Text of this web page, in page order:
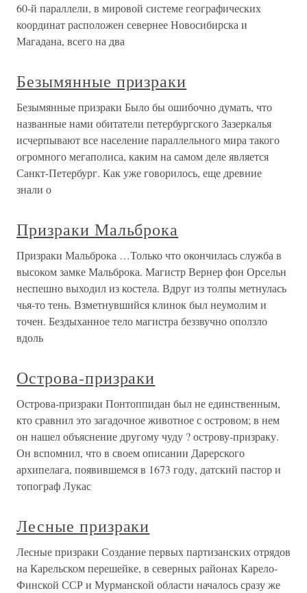
60-й параллели, в мировой системе географических
координат расположен севернее Новосибирска и
Магадана, всего на два
Безымянные призраки
Безымянные призраки Было бы ошибочно думать, что
названные нами обитатели петербургского Зазеркалья
исчерпывают все население параллельного мира такого
огромного мегаполиса, каким на самом деле является
Санкт-Петербург. Как уже говорилось, еще древние
знали о
Призраки Мальброка
Призраки Мальброка …Только что окончилась служба в
высоком замке Мальброка. Магистр Вернер фон Орсельн
неспешно выходил из костела. Вдруг из толпы метнулась
чья-то тень. Взметнувшийся клинок был неумолим и
точен. Бездыханное тело магистра беззвучно оползло
вдоль
Острова-призраки
Острова-призраки Понтоппидан был не единственным,
кто сравнил это загадочное животное с островом; в нем
он нашел объяснение другому чуду ? острову-призраку.
Он вспомнил, что в своем описании Дарерского
архипелага, появившемся в 1673 году, датский пастор и
топограф Лукас
Лесные призраки
Лесные призраки Создание первых партизанских отрядов
на Карельском перешейке, в северных районах Карело-
Финской ССР и Мурманской области началось сразу же